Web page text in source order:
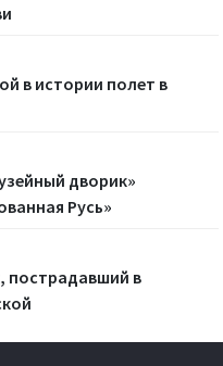
в истории полет в
дворик»
Русь»
пострадавший в